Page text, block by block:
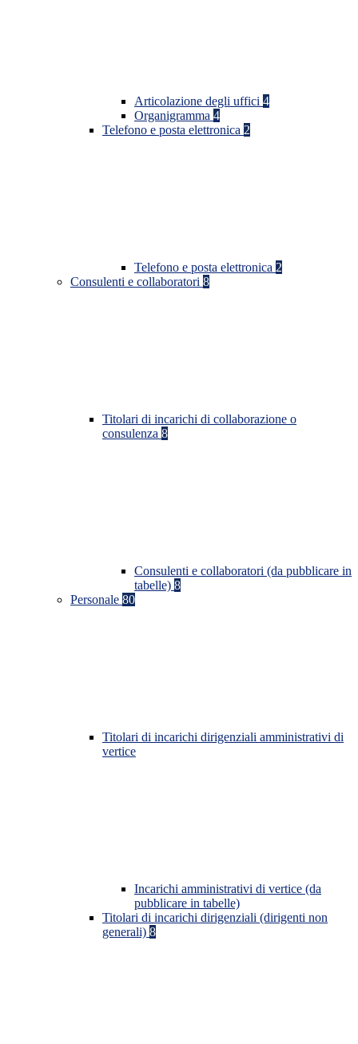
Articolazione degli uffici 4
Organigramma 4
Telefono e posta elettronica 2
Telefono e posta elettronica 2
Consulenti e collaboratori 8
Titolari di incarichi di collaborazione o
consulenza 8
Consulenti e collaboratori (da pubblicare in
tabelle) 8
Personale 80
Titolari di incarichi dirigenziali amministrativi di
vertice
Incarichi amministrativi di vertice (da
pubblicare in tabelle)
Titolari di incarichi dirigenziali (dirigenti non
generali) 8